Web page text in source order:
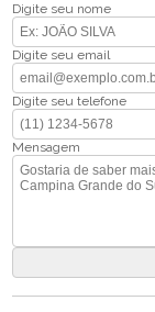
Digite seu nome
Digite seu email
Digite seu telefone
Mensagem